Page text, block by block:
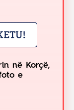
në Korçë,
e